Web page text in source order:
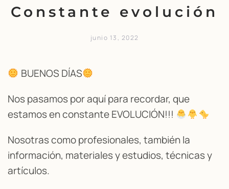
Constante evolución
junio 13, 2022
BUENOS DÍAS
Nos pasamos por aquí para recordar, que
estamos en constante EVOLUCIÓN!!!
Nosotras como profesionales, también la
información, materiales y estudios, técnicas y
artículos.